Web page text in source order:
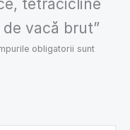
tetracicline
vacă brut”
obligatorii sunt